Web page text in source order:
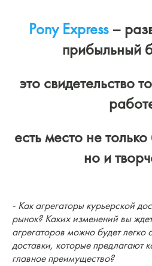
Pony Express–
прибыльный
это свидетельство
есть место не
но и
- Как агрегаторы курьерской
рынок? Каких изменений вы
агрегаторов можно будет легко
доставки, которые предлагают
главное преимущество?